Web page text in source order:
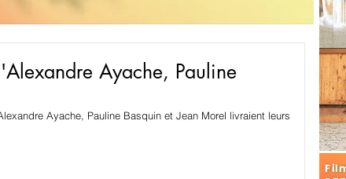
Ayache, Pauline
Ayache, Pauline Basquin et Jean Morel livraient leurs